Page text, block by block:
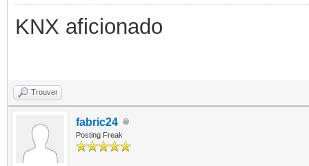
KNX aficionado
Trouver
fabric24
Posting Freak